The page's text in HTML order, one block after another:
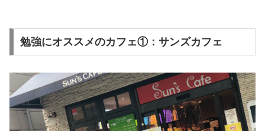
勉強にオススメのカフェ①：サンズカフェ